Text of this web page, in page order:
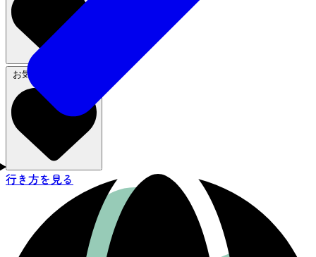
お気に入りから削除
行き方を見る